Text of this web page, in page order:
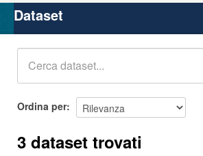
Organizzazioni
Gruppi
Dataset
Ordina per
3 dataset trovati